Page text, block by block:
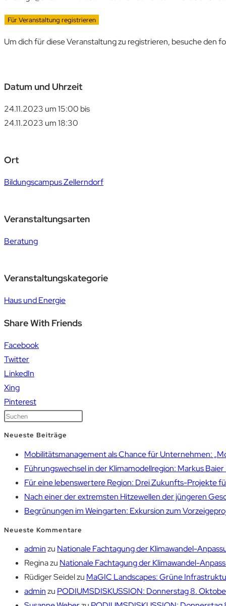
Für Veranstaltung registrieren
Um dich für diese Veranstaltung zu registrieren, besuche den
Datum und Uhrzeit
24.11.2023 um 15:00 bis
24.11.2023 um 18:30
Ort
Bildungscampus Zellerndorf
Veranstaltungsarten
Beratung
Veranstaltungskategorie
Haus und Energie
Share With Friends
Facebook
Twitter
LinkedIn
Xing
Pinterest
Neueste Beiträge
Mobilitätsmanagement als Chance für Unternehmen:
Führungswechsel in der Klimamodellregion: Markus
Für eine lebenswertere Region: Drei Zukunfts-Projekte
Nach einer der extremsten Hitzewellen der jüngeren
Begrünungen im Weingarten: Exkursion zum
Neueste Kommentare
adminzu Nationale Fachtagung der Klimawandel-
Reginazu Nationale Fachtagung der Klimawandel-
Rüdiger Seidelzu MaGIC Landscapes: Grüne
adminzu PODIUMSDISKUSSION: Donnerstag 8.